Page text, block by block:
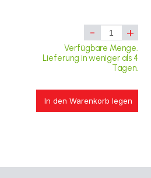
- +
Verfügbare Menge.
Lieferung in weniger als 4
Tagen.
In den Warenkorb legen